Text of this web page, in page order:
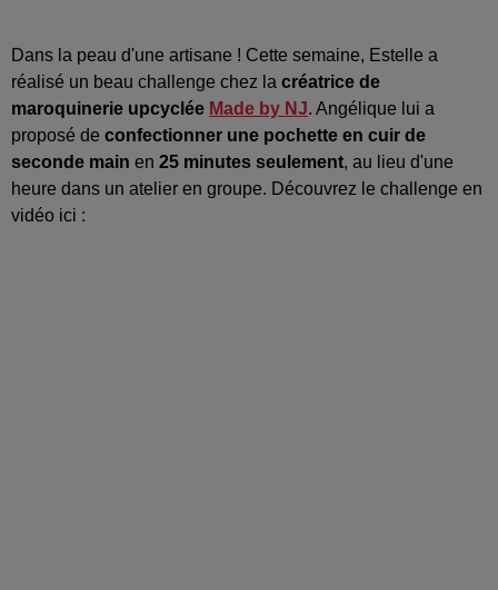
Dans la peau d'une artisane ! Cette semaine, Estelle a
réalisé un beau challenge chez la créatrice de
maroquinerie upcyclée Made by NJ. Angélique lui a
proposé de confectionner une pochette en cuir de
seconde main en 25 minutes seulement, au lieu d'une
heure dans un atelier en groupe. Découvrez le challenge en
vidéo ici :